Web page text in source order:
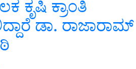
ಕೃಷಿ ಕ್ರಾಂತಿ
ಡಾ. ರಾಜಾರಾಮ್